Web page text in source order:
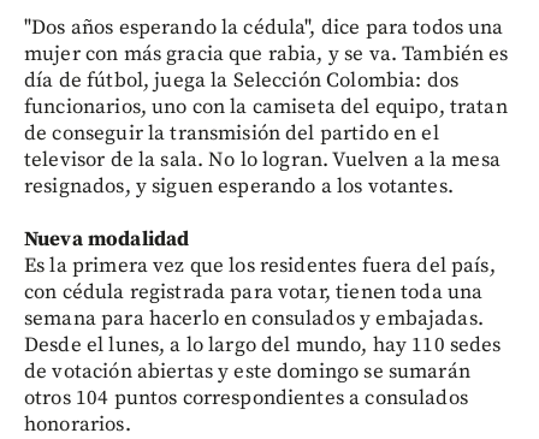
"Dos años esperando la cédula", dice para todos una
mujer con más gracia que rabia, y se va. También es
día de fútbol, juega la Selección Colombia: dos
funcionarios, uno con la camiseta del equipo, tratan
de conseguir la transmisión del partido en el
televisor de la sala. No lo logran. Vuelven a la mesa
resignados, y siguen esperando a los votantes.
Nueva modalidad
Es la primera vez que los residentes fuera del país,
con cédula registrada para votar, tienen toda una
semana para hacerlo en consulados y embajadas.
Desde el lunes, a lo largo del mundo, hay 110 sedes
de votación abiertas y este domingo se sumarán
otros 104 puntos correspondientes a consulados
honorarios.